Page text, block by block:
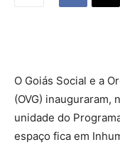
O Goiás Social e a
(OVG) inauguraram,
unidade do
espaço fica em